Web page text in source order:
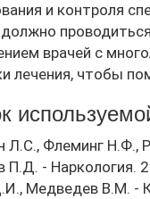
и контроля
врачей с
лечения, чтобы
Л.С., Флеминг Н.Ф.,
П.Д. - Наркология.
Медведев В.М. -